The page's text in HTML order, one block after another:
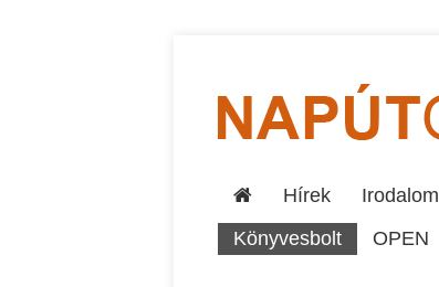
Hírek Irodalom
Könyvesbolt
OPEN